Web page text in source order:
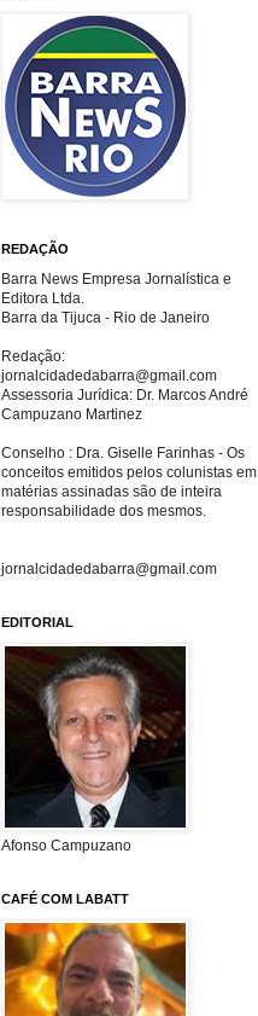
REDAÇÃO
Barra News Empresa Jornalística e
Editora Ltda.
Barra da Tijuca - Rio de Janeiro
Redação:
jornalcidadedabarra@gmail.com
Assessoria Jurídica: Dr. Marcos André
Campuzano Martinez
Conselho : Dra. Giselle Farinhas - Os
conceitos emitidos pelos colunistas em
matérias assinadas são de inteira
responsabilidade dos mesmos.
jornalcidadedabarra@gmail.com
EDITORIAL
Afonso Campuzano
CAFÉ COM LABATT